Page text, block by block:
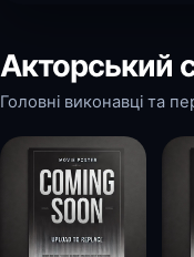
Акторський
Головні виконавці та